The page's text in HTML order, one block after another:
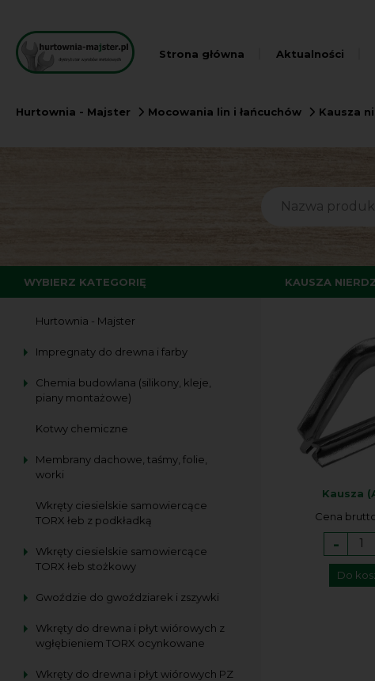
Strona główna Aktualności
Hurtownia - Majster Mocowania lin i łańcuchów Kausza
WYBIERZ KATEGORIĘ
Hurtownia - Majster
Impregnaty do drewna i farby
Chemia budowlana (silikony, kleje,
piany montażowe)
Kotwy chemiczne
Membrany dachowe, taśmy, folie,
worki
Wkręty ciesielskie samowiercące
TORX łeb z podkładką
Wkręty ciesielskie samowiercące
TORX łeb stożkowy
Gwoździe do gwoździarek i zszywki
Wkręty do drewna i płyt wiórowych z
wgłębieniem TORX ocynkowane
Wkręty do drewna i płyt wiórowych PZ
KAUSZA
Kausza
Cena
-
Do